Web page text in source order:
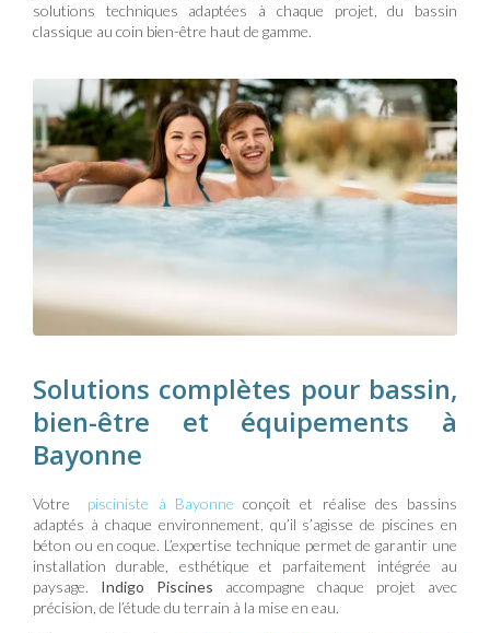
solutions techniques adaptées à chaque projet, du bassin
classique au coin bien-être haut de gamme.
Solutions complètes pour bassin,
bien-être et équipements à
Bayonne
Votre pisciniste à Bayonne conçoit et réalise des bassins
adaptés à chaque environnement, qu’il s’agisse de piscines en
béton ou en coque. L’expertise technique permet de garantir une
installation durable, esthétique et parfaitement intégrée au
paysage. Indigo Piscines accompagne chaque projet avec
précision, de l’étude du terrain à la mise en eau.